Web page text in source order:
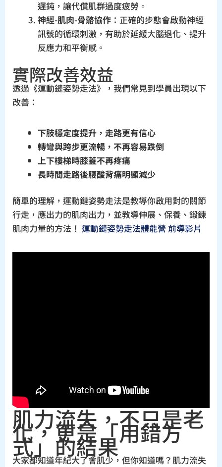
遲鈍，讓代償肌群過度疲勞。
神經-肌肉-骨骼協作 ：正確的步態會啟動神經
訊號的循環刺激，有助於延緩大腦退化、提升
反應力和平衡感。
實際改善效益
透過《運動鏈姿勢走法》，我們常見到學員出現以下
改善：
下肢穩定度提升，走路更有信心
轉彎與跨步更流暢，不再容易跌倒
上下樓梯時膝蓋不再疼痛
長時間走路後腰酸背痛明顯減少
簡單的理解，運動鏈姿勢走法是教導你啟用對的關節
行走，應出力的肌肉出力，並教導伸展、保養、鍛鍊
肌肉力量的方法！ 運動鏈姿勢走法體能營 前導影片
肌力流失，不只是老
化，更是「用錯方
式」的結果
大家都知道年紀大了會肌少，但你知道嗎？肌力流失